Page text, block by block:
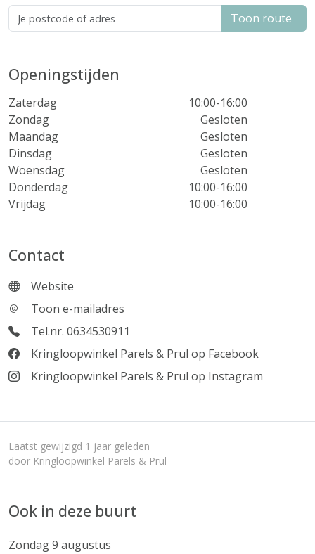
Toon route
Openingstijden
Zaterdag
10:00-16:00
Zondag
Gesloten
Maandag
Gesloten
Dinsdag
Gesloten
Woensdag
Gesloten
Donderdag
10:00-16:00
Vrijdag
10:00-16:00
Contact
Website
Toon e-mailadres
Tel.nr. 0634530911
Kringloopwinkel Parels & Prul op Facebook
Kringloopwinkel Parels & Prul op Instagram
Laatst gewijzigd 1 jaar geleden
door Kringloopwinkel Parels & Prul
Ook in deze buurt
Zondag 9 augustus